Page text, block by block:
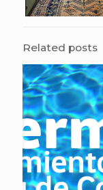
Related posts